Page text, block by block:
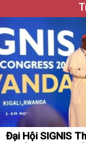
Đại Hội SIGNIS